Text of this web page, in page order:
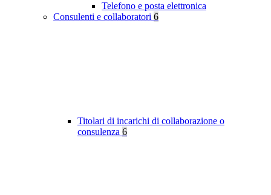
Telefono e posta elettronica
Consulenti e collaboratori 6
Titolari di incarichi di collaborazione o
consulenza 6